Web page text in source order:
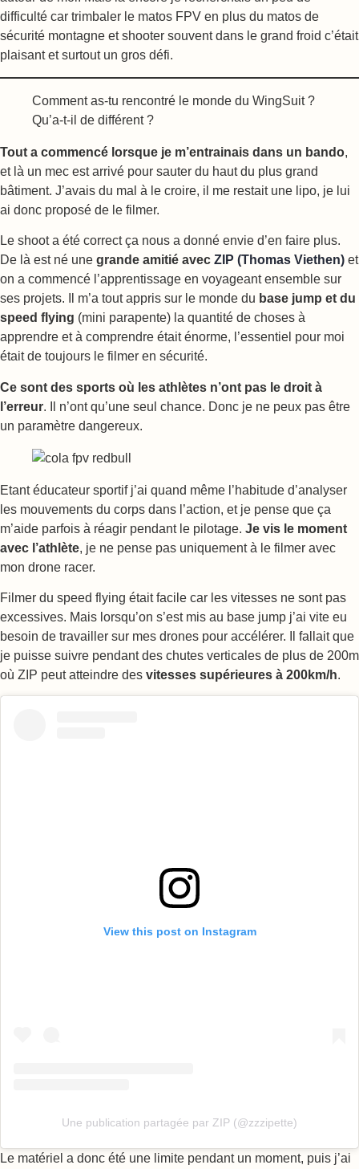
difficulté car trimbaler le matos FPV en plus du matos de
sécurité montagne et shooter souvent dans le grand froid c’était
plaisant et surtout un gros défi.
Comment as-tu rencontré le monde du WingSuit ?
Qu’a-t-il de différent ?
Tout a commencé lorsque je m’entrainais dans un bando,
et là un mec est arrivé pour sauter du haut du plus grand
bâtiment. J’avais du mal à le croire, il me restait une lipo, je lui
ai donc proposé de le filmer.
Le shoot a été correct ça nous a donné envie d’en faire plus.
De là est né une grande amitié avec ZIP (Thomas Viethen) et
on a commencé l’apprentissage en voyageant ensemble sur
ses projets. Il m’a tout appris sur le monde du base jump et du
speed flying (mini parapente) la quantité de choses à
apprendre et à comprendre était énorme, l’essentiel pour moi
était de toujours le filmer en sécurité.
Ce sont des sports où les athlètes n’ont pas le droit à
l’erreur. Il n’ont qu’une seul chance. Donc je ne peux pas être
un paramètre dangereux.
Etant éducateur sportif j’ai quand même l’habitude d’analyser
les mouvements du corps dans l’action, et je pense que ça
m’aide parfois à réagir pendant le pilotage. Je vis le moment
avec l’athlète, je ne pense pas uniquement à le filmer avec
mon drone racer.
Filmer du speed flying était facile car les vitesses ne sont pas
excessives. Mais lorsqu’on s’est mis au base jump j’ai vite eu
besoin de travailler sur mes drones pour accélérer. Il fallait que
je puisse suivre pendant des chutes verticales de plus de 200m
où ZIP peut atteindre des vitesses supérieures à 200km/h.
View this post on Instagram
Une publication partagée par ZIP (@zzzipette)
Le matériel a donc été une limite pendant un moment, puis j’ai